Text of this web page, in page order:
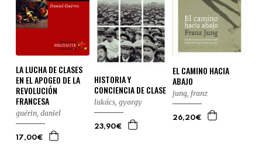
LA LUCHA DE CLASES
EN EL APOGEO DE LA
REVOLUCIÓN
FRANCESA
guérin, daniel
17,00€
HISTORIA Y
CONCIENCIA DE CLASE
lukács, gyorgy
23,90€
EL CAMINO HACIA
ABAJO
jung, franz
26,20€